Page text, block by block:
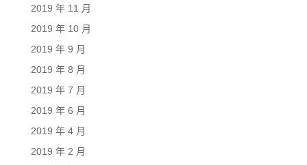
2019 年 11 月
2019 年 10 月
2019 年 9 月
2019 年 8 月
2019 年 7 月
2019 年 6 月
2019 年 4 月
2019 年 2 月